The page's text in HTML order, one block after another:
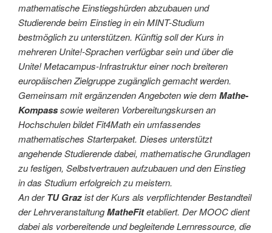
mathematische Einstiegshürden abzubauen und
Studierende beim Einstieg in ein MINT-Studium
bestmöglich zu unterstützen. Künftig soll der Kurs in
mehreren Unite!-Sprachen verfügbar sein und über die
Unite! Metacampus-Infrastruktur einer noch breiteren
europäischen Zielgruppe zugänglich gemacht werden.
Gemeinsam mit ergänzenden Angeboten wie dem Mathe-
Kompasssowie weiteren Vorbereitungskursen an
Hochschulen bildet Fit4Math ein umfassendes
mathematisches Starterpaket. Dieses unterstützt
angehende Studierende dabei, mathematische Grundlagen
zu festigen, Selbstvertrauen aufzubauen und den Einstieg
in das Studium erfolgreich zu meistern.
An derTU Grazist der Kurs als verpflichtender Bestandteil
der LehrveranstaltungMatheFitetabliert. Der MOOC dient
dabei als vorbereitende und begleitende Lernressource, die